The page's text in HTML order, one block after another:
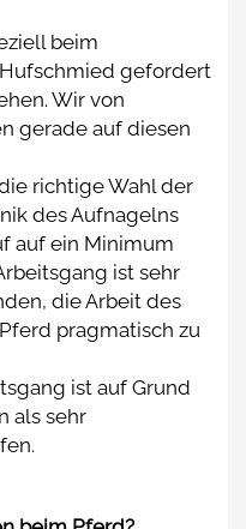
beim
gefordert
Wir von
gerade auf diesen
richtige Wahl der
des Aufnagelns
auf ein Minimum
ist sehr
die Arbeit des
pragmatisch zu
ist auf Grund
als sehr